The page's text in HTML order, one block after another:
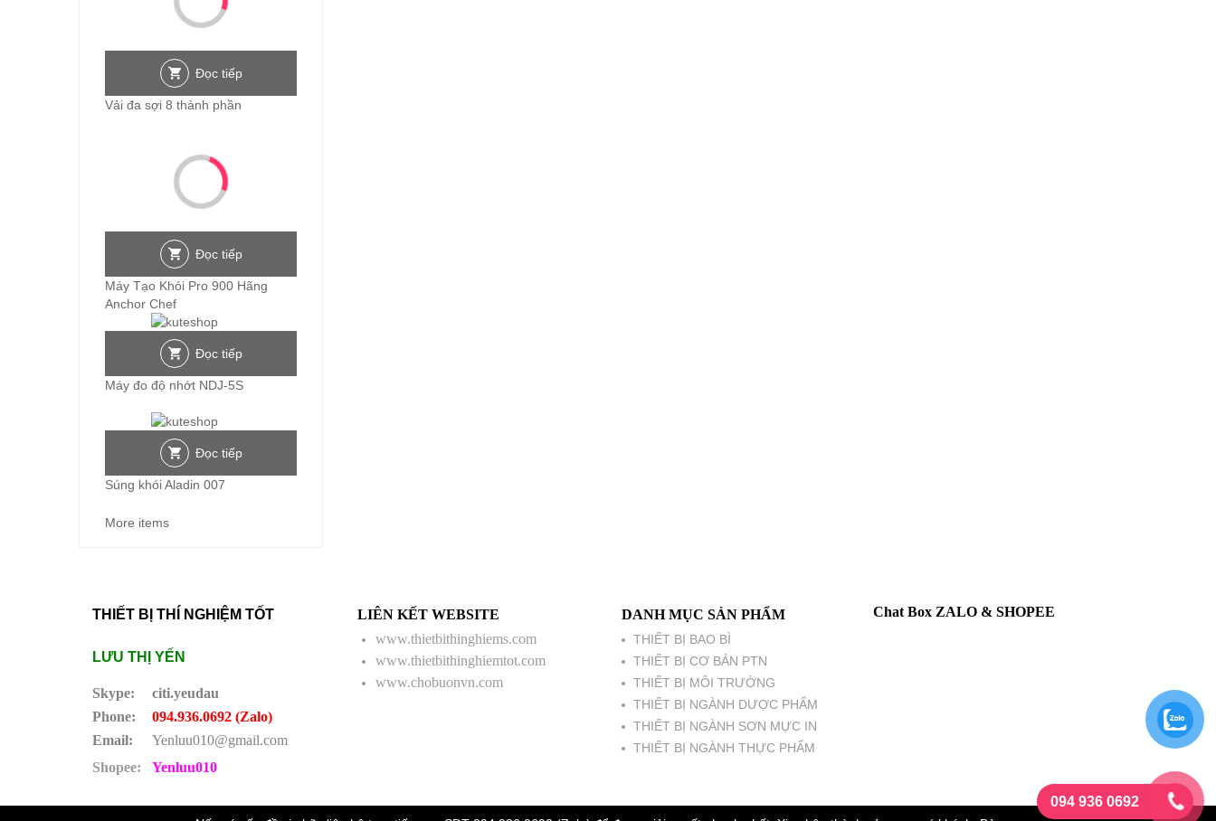
Đọc tiếp
Vải đa sợi 8 thành phần
Đọc tiếp
Máy Tạo Khói Pro 900 Hãng
Anchor Chef
Đọc tiếp
Máy đo độ nhớt NDJ-5S
Đọc tiếp
Súng khói Aladin 007
More items
THIẾT BỊ THÍ NGHIỆM TỐT
LƯU THỊ YẾN
Skype:
citi.yeudau
Phone:
094.936.0692 (Zalo)
Email:
Yenluu010@gmail.com
Shopee:
Yenluu010
LIÊN KẾT WEBSITE
www.thietbithinghiems.com
www.thietbithinghiemtot.com
www.chobuonvn.com
DANH MỤC SẢN PHẨM
THIẾT BỊ BAO BÌ
THIẾT BỊ CƠ BẢN PTN
THIẾT BỊ MÔI TRƯỜNG
THIẾT BỊ NGÀNH DƯỢC PHẨM
THIẾT BỊ NGÀNH SƠN MỰC IN
THIẾT BỊ NGÀNH THỰC PHẨM
Chat Box ZALO & SHOPEE
094 936 0692